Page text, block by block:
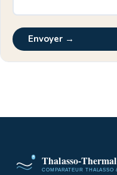
Envoyer →